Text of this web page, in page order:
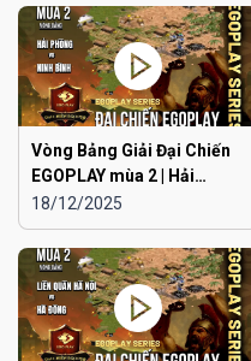
Vòng Bảng Giải Đại Chiến
EGOPLAY mùa 2 | Hải
Phòng vs Ninh Bình
18/12/2025